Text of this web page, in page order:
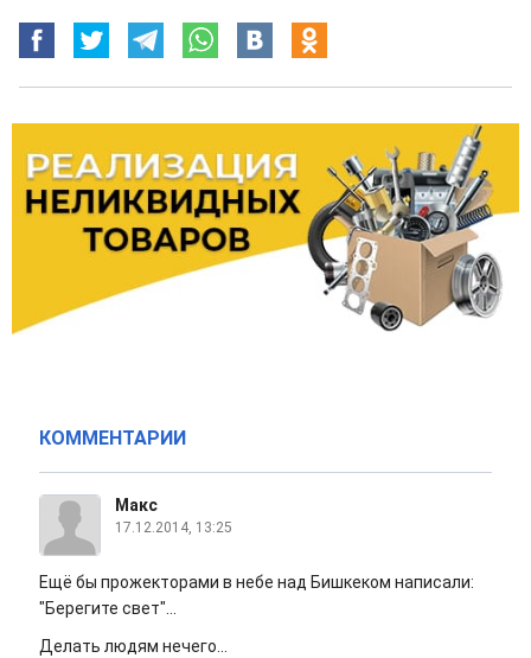
КОММЕНТАРИИ
Макс
17.12.2014, 13:25
Ещё бы прожекторами в небе над Бишкеком написали:
"Берегите свет"...
Делать людям нечего...